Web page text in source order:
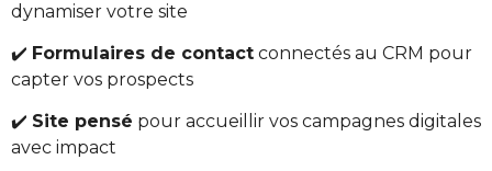
dynamiser votre site
✔️ Formulaires de contact connectés au CRM pour
capter vos prospects
✔️ Site pensé pour accueillir vos campagnes digitales
avec impact